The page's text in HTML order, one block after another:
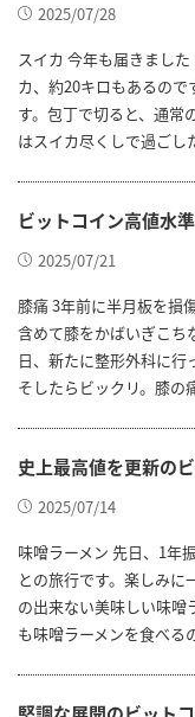
2025/07/28
スイカ 今年も届きまし
カ、約20キロもあるの
す。包丁で切ると、通常
はスイカ尽くしで過ご
ビットコイン高値水
2025/07/21
膝痛 3年前に半月板を損
含めて膝をかばいぎこち
日、新たに整形外科に行
そしたらビックリ。膝の
史上最高値を更新の
2025/07/14
味噌ラーメン 先日、1年
との旅行です。楽しみに
の出来ない美味しい味噌
も味噌ラーメンを食べる